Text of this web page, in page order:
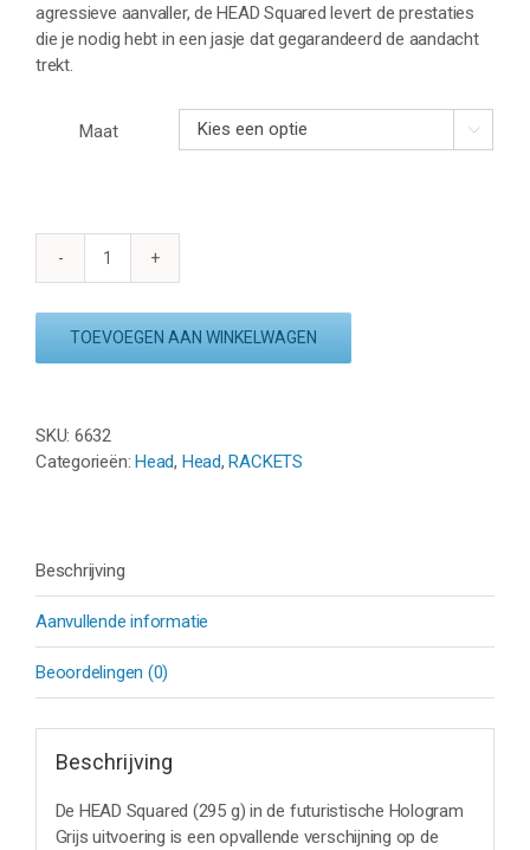
agressieve aanvaller, de HEAD Squared levert de prestaties
die je nodig hebt in een jasje dat gegarandeerd de aandacht
trekt.
Maat 
HEAD
g)
GRIJS
aantal
TOEVOEGEN AAN WINKELWAGEN
SKU: 6632
Categorieën:Head, Head,RACKETS
Beschrijving
Aanvullende informatie
Beoordelingen (0)
Beschrijving
De HEAD Squared (295 g) in de futuristische Hologram
Grijs uitvoering is een opvallende verschijning op de